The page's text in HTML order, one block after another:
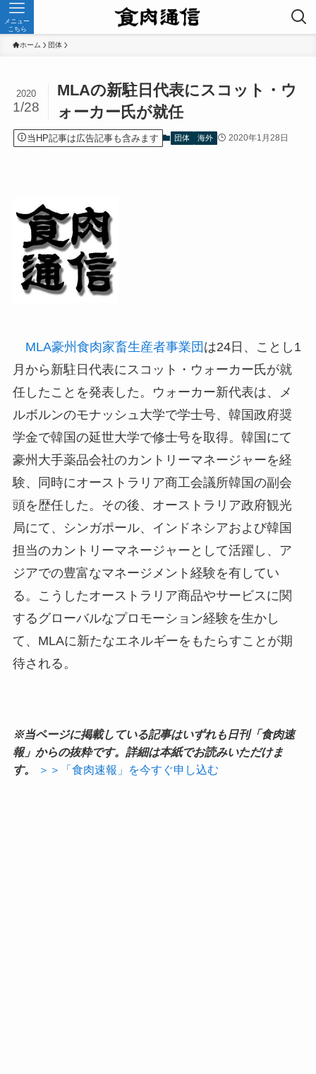
メニュー
こちら
ホーム 団体
MLAの新駐日代表にスコット・ウ
ォーカー氏が就任
2020
1/28
当HP記事は広告記事も含みます 団体 海外 2020年1月28日
MLA豪州食肉家畜生産者事業団 は24日、ことし1
月から新駐日代表にスコット・ウォーカー氏が就
任したことを発表した。ウォーカー新代表は、メ
ルボルンのモナッシュ大学で学士号、韓国政府奨
学金で韓国の延世大学で修士号を取得。韓国にて
豪州大手薬品会社のカントリーマネージャーを経
験、同時にオーストラリア商工会議所韓国の副会
頭を歴任した。その後、オーストラリア政府観光
局にて、シンガポール、インドネシアおよび韓国
担当のカントリーマネージャーとして活躍し、ア
ジアでの豊富なマネージメント経験を有してい
る。こうしたオーストラリア商品やサービスに関
するグローバルなプロモーション経験を生かし
て、MLAに新たなエネルギーをもたらすことが期
待される。
※当ページに掲載している記事はいずれも日刊「食肉速
報」からの抜粋です。詳細は本紙でお読みいただけま
す。
＞＞「食肉速報」を今すぐ申し込む